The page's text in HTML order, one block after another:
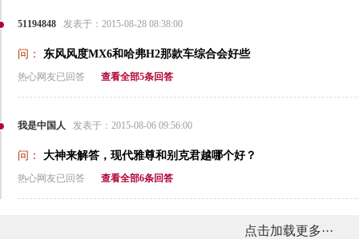
51194848 发表于：2015-08-28 08:38:00
问： 东风风度MX6和哈弗H2那款车综合会好些
热心网友已回答 查看全部5条回答
我是中国人 发表于：2015-08-06 09:56:00
问： 大神来解答，现代雅尊和别克君越哪个好？
热心网友已回答 查看全部6条回答
点击加载更多···